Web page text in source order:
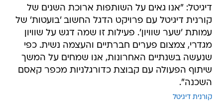
דיגיטל: "אנו גאים על השותפות ארוכת השנים של
קורנית דיגיטל עם פרויקט הדגל החשוב 'בועטות' של
עמותת 'שער שוויון'. פעילות זו שמה דגש על שוויון
מגדרי, צמצום פערים חברתיים והעצמה נשית. כפי
שנעשה בשנתיים האחרונות, אנו שמחים על המשך
שיתוף הפעולה עם קבוצת כדורגלניות מכפר קאסם
השכנה".
קורנית דיגיטל